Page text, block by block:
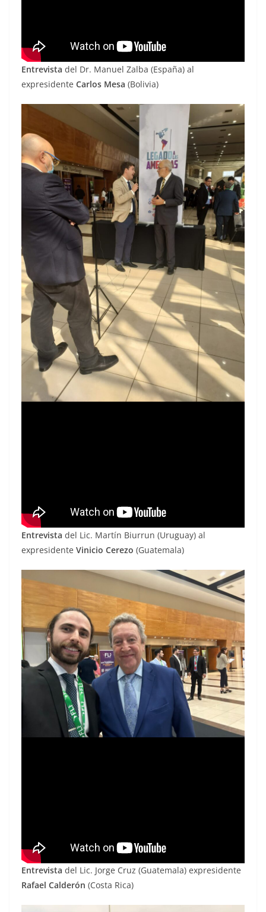
Entrevista del Dr. Manuel Zalba (España) al
expresidente Carlos Mesa (Bolivia)
Entrevista del Lic. Martín Biurrun (Uruguay) al
expresidente Vinicio Cerezo (Guatemala)
Entrevista del Lic. Jorge Cruz (Guatemala) expresidente
Rafael Calderón (Costa Rica)